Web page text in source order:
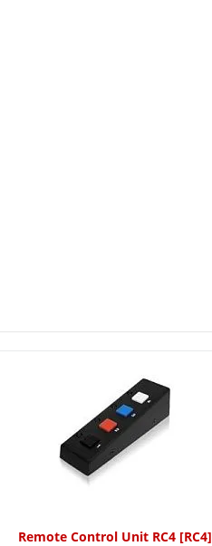
Remote Control Unit RC4 [RC4]